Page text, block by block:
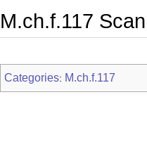
M.ch.f.117
Categories: M.ch.f.117